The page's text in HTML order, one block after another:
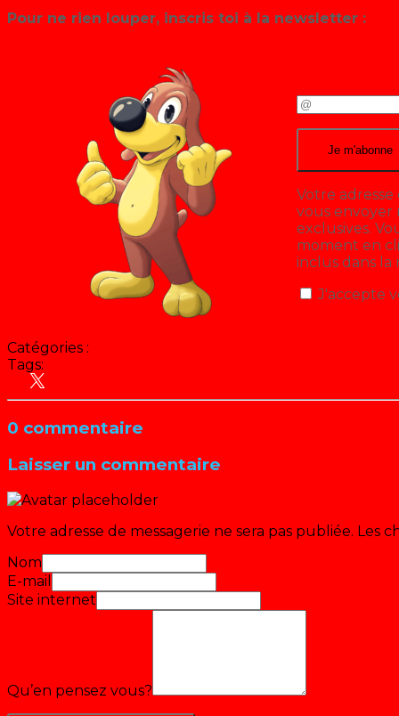
Pour ne rien louper, inscris toi à la newsletter :
Votre
vous
exclusives.
moment en
inclus dans la
J'accepte
Catégories :
Tags:
0 commentaire
Laisser un commentaire
Votre adresse de messagerie ne sera pas publiée. Les
Nom
E-mail
Site internet
Qu’en pensez vous?